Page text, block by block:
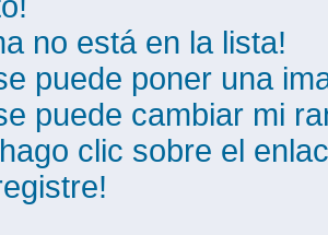
no está en la lista!
puede poner una
puede cambiar mi
clic sobre el